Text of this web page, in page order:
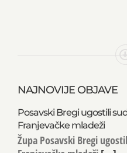
NAJNOVIJE OBJAVE
Posavski Bregi ugostili
Franjevačke mladeži
Župa Posavski Bregi